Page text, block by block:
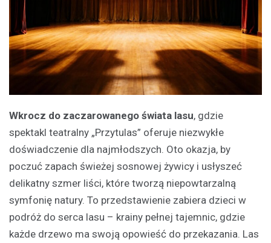
Wkrocz do zaczarowanego świata lasu, gdzie
spektakl teatralny „Przytulas” oferuje niezwykłe
doświadczenie dla najmłodszych. Oto okazja, by
poczuć zapach świeżej sosnowej żywicy i usłyszeć
delikatny szmer liści, które tworzą niepowtarzalną
symfonię natury. To przedstawienie zabiera dzieci w
podróż do serca lasu – krainy pełnej tajemnic, gdzie
każde drzewo ma swoją opowieść do przekazania. Las